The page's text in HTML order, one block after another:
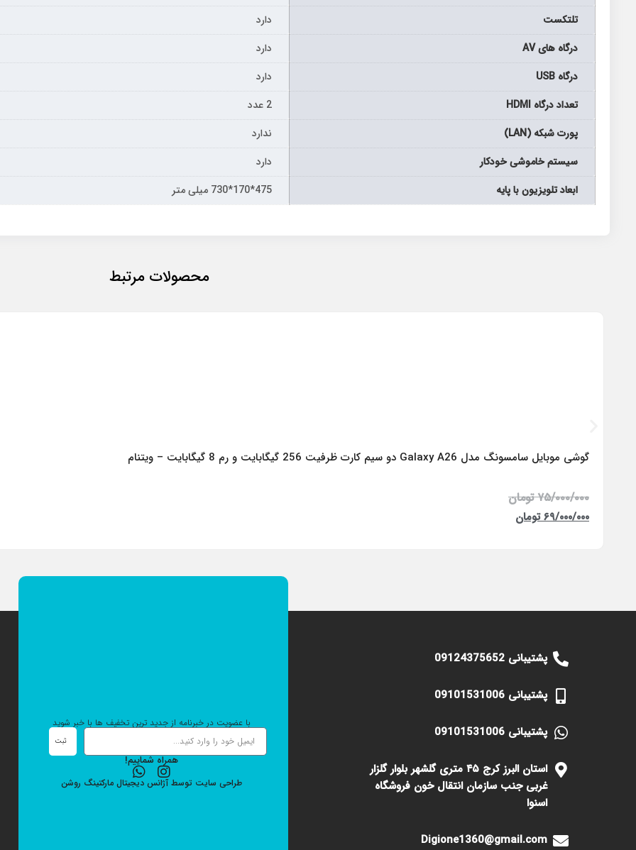
تلتکست
دارد
درگاه های AV
دارد
درگاه USB
دارد
تعداد درگاه HDMI
2 عدد
پورت شبکه (LAN)
ندارد
سیستم خاموشی خودکار
دارد
ابعاد تلویزیون با پایه
475*170*730 میلی متر
محصولات مرتبط
گوشی موبایل سامسونگ مدل Galaxy A26 دو سیم کارت ظرفیت 256 گیگابایت و رم 8 گیگابایت – ویتنام
۷۵/۰۰۰/۰۰۰ تومان
۶۹/۰۰۰/۰۰۰ تومان
پشتیبانی 09124375652
پشتیبانی 09101531006
پشتیبانی 09101531006
استان البرز کرج ۴۵ متری گلشهر بلوار گلزار
غربی جنب سازمان انتقال خون فروشگاه
اسنوا
Digione1360@gmail.com
با عضویت در خبرنامه از جدید ترین تخفیف ها با خبر شوید
ثبت
همراه شماییم!
طراحی سایت توسطآژانس دیجیتال مارکتینگ روشن